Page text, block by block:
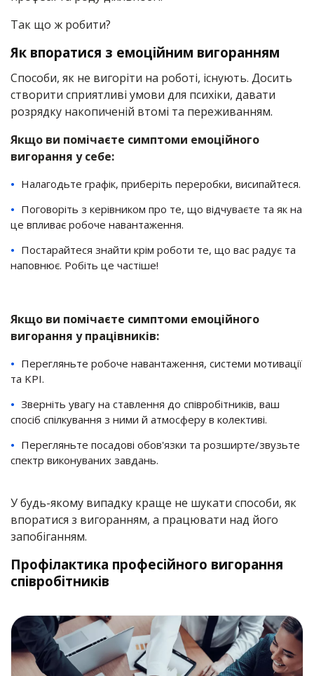
Так що ж робити?
Як впоратися з емоційним вигоранням
Способи, як не вигоріти на роботі, існують. Досить
створити сприятливі умови для психіки, давати
розрядку накопиченій втомі та переживанням.
Якщо ви помічаєте симптоми емоційного
вигорання у себе:
Налагодьте графік, приберіть переробки, висипайтеся.
Поговоріть з керівником про те, що відчуваєте та як на
це впливає робоче навантаження.
Постарайтеся знайти крім роботи те, що вас радує та
наповнює. Робіть це частіше!
Якщо ви помічаєте симптоми емоційного
вигорання у працівників:
Перегляньте робоче навантаження, системи мотивації
та KPI.
Зверніть увагу на ставлення до співробітників, ваш
спосіб спілкування з ними й атмосферу в колективі.
Перегляньте посадові обов'язки та розширте/звузьте
спектр виконуваних завдань.
У будь-якому випадку краще не шукати способи, як
впоратися з вигоранням, а працювати над його
запобіганням.
Профілактика професійного вигорання
співробітників